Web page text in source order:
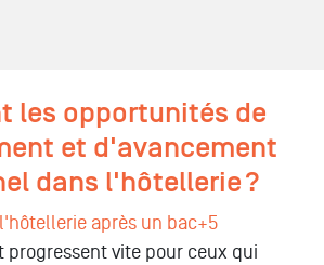
les opportunités de
et d'avancement
dans l'hôtellerie ?
après un bac+5
progressent vite pour ceux qui